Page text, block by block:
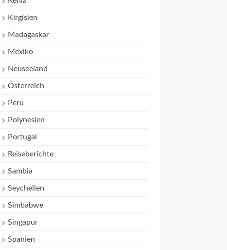
Kirgisien
Madagaskar
Mexiko
Neuseeland
Österreich
Peru
Polynesien
Portugal
Reiseberichte
Sambia
Seychellen
Simbabwe
Singapur
Spanien